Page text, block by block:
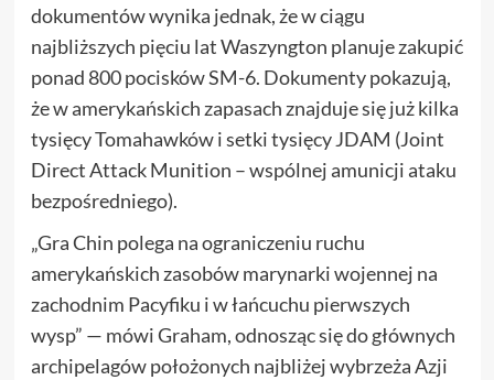
dokumentów wynika jednak, że w ciągu
najbliższych pięciu lat Waszyngton planuje zakupić
ponad 800 pocisków SM-6. Dokumenty pokazują,
że w amerykańskich zapasach znajduje się już kilka
tysięcy Tomahawków i setki tysięcy JDAM (Joint
Direct Attack Munition – wspólnej amunicji ataku
bezpośredniego).
„Gra Chin polega na ograniczeniu ruchu
amerykańskich zasobów marynarki wojennej na
zachodnim Pacyfiku i w łańcuchu pierwszych
wysp” — mówi Graham, odnosząc się do głównych
archipelagów położonych najbliżej wybrzeża Azji